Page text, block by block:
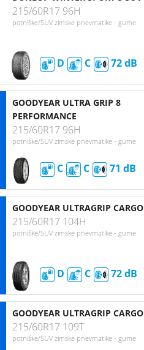
215/60R17 96H
potniške/SUV zimske pnevmatike - gume
D C 72
GOODYEAR ULTRA GRIP 8
PERFORMANCE
215/60R17 96H
potniške/SUV zimske pnevmatike - gume
C C 71
GOODYEAR ULTRAGRIP CARGO
215/60R17 104H
potniške/SUV zimske pnevmatike - gume
D C 72
GOODYEAR ULTRAGRIP CARGO
215/60R17 109T
potniške/SUV zimske pnevmatike - gume